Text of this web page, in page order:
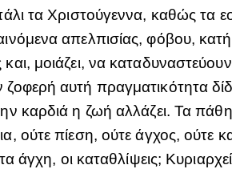
τα Χριστούγεννα, καθώς
απελπισίας, φόβου,
μοιάζει, να
αυτή πραγματικότητα
καρδιά η ζωή αλλάζει. Τα πάθη
ούτε πίεση, ούτε άγχος, ούτε
άγχη, οι καταθλίψεις;